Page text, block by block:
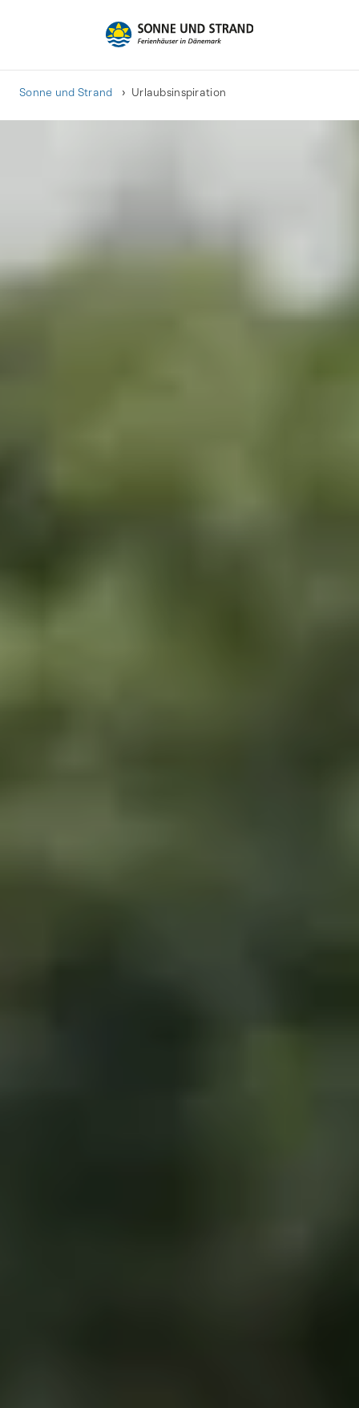
Sonne und Strand Urlaubsinspiration